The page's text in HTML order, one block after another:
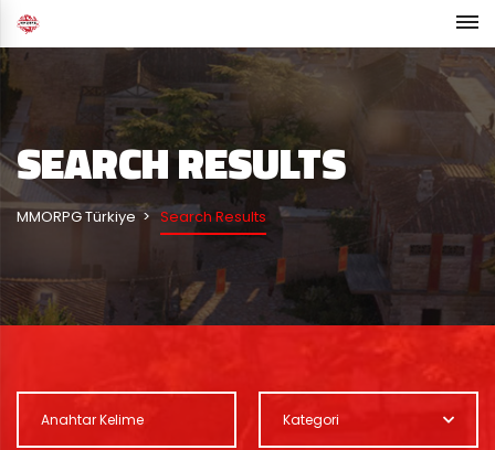
SEARCH RESULTS
MMORPG Türkiye Search Results
Kategori